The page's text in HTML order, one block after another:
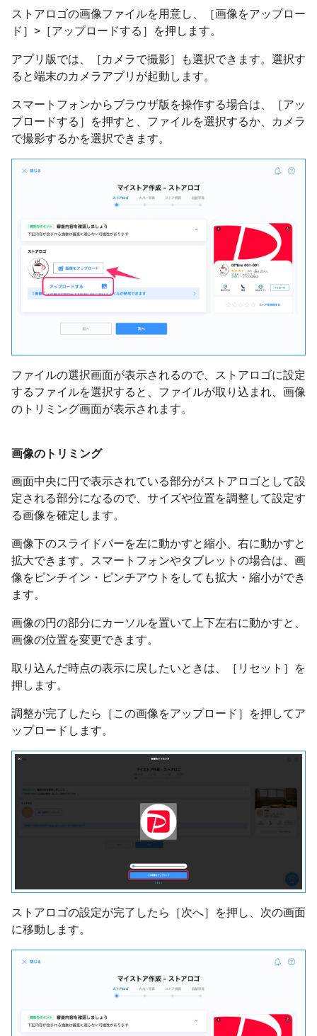
ストアロゴの画像ファイルを用意し、［画像をアップロー
ド］>［アップロードする］を押します。
アプリ版では、［カメラで撮影］も選択できます。選択す
ると端末のカメラアプリが起動します。
スマートフォンからブラウザ版を操作する場合は、［アッ
プロードする］を押すと、ファイルを選択するか、カメラ
で撮影するかを選択できます。
ファイルの選択画面が表示されるので、ストアロゴに設定
するファイルを選択すると、ファイルが取り込まれ、画像
のトリミング画面が表示されます。
画像のトリミング
画面中央に円で表示されている部分がストアロゴとして設
定される部分になるので、サイズや位置を調整して設定す
る画像を確定します。
画像下のスライドバーを左に動かすと縮小、右に動かすと
拡大できます。スマートフォンやタブレットの場合は、画
像をピンチイン・ピンチアウトをしても拡大・縮小ができ
ます。
画像の円の部分にカーソルを置いて上下左右に動かすと、
画像の位置を変更できます。
取り込んだ時点の表示に戻したいときは、［リセット］を
押します。
調整が完了したら［この画像をアップロード］を押してア
ップロードします。
ストアロゴの設定が完了したら［次へ］を押し、次の画面
に移動します。